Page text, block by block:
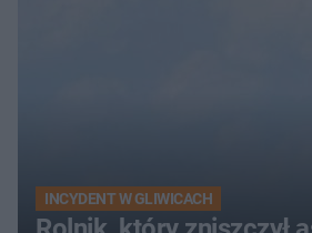
INCYDENT W GLIWICACH